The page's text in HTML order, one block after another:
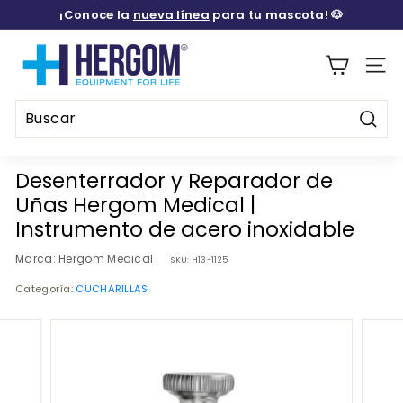
directamente
diapositivas
¡Conoce la nueva línea para tu mascota! 🐶
E
R
G
M
M
E
D
C
A
Desenterrador y Reparador de
Uñas Hergom Medical |
Instrumento de acero inoxidable
Marca: Hergom Medical SKU: H13-1125
Categoría: CUCHARILLAS